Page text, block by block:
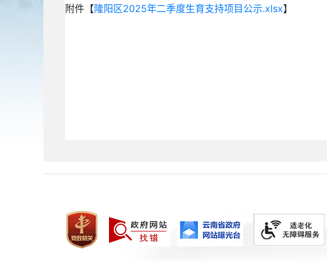
附件【隆阳区2025年二季度生育支持项目公示.xlsx】